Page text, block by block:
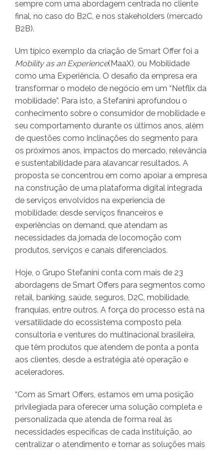
sempre com uma abordagem centrada no cliente
final, no caso do B2C, e nos stakeholders (mercado
B2B).
Um típico exemplo da criação de Smart Offer foi a
Mobility as an Experience(MaaX), ou Mobilidade
como uma Experiência. O desafio da empresa era
transformar o modelo de negócio em um “Netflix da
mobilidade”. Para isto, a Stefanini aprofundou o
conhecimento sobre o consumidor de mobilidade e
seu comportamento durante os últimos anos, além
de questões como inclinações do segmento para
os próximos anos, impactos do mercado, relevância
e sustentabilidade para alavancar resultados. A
proposta se concentrou em como apoiar a empresa
na construção de uma plataforma digital integrada
de serviços envolvidos na experiencia de
mobilidade: desde serviços financeiros e
experiências on demand, que atendam as
necessidades da jornada de locomoção com
produtos, serviços e canais diferenciados.
Hoje, o Grupo Stefanini conta com mais de 23
abordagens de Smart Offers para segmentos como
retail, banking, saúde, seguros, D2C, mobilidade,
franquias, entre outros. A força do processo está na
versatilidade do ecossistema composto pela
consultoria e ventures do multinacional brasileira,
que têm produtos que atendem de ponta a ponta
aos clientes, desde a estratégia até operação e
aceleradores.
“Com as Smart Offers, estamos em uma posição
privilegiada para oferecer uma solução completa e
personalizada que atenda de forma real às
necessidades específicas de cada instituição, ao
centralizar o atendimento e tornar as soluções mais